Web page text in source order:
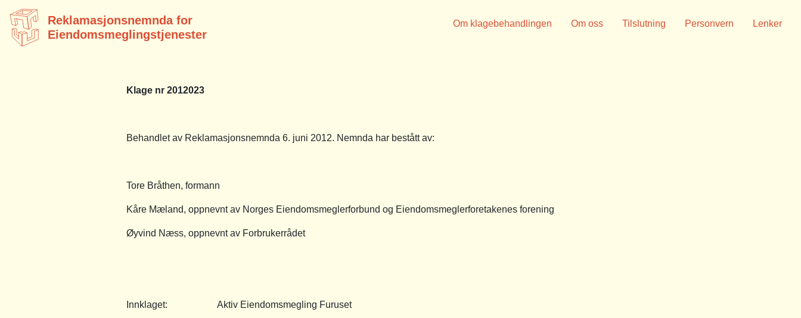
Reklamasjonsnemnda for
Eiendomsmeglingstjenester
Om klagebehandlingen Om oss Tilslutning Personvern Lenker
Klage nr 2012023
Behandlet av Reklamasjonsnemnda 6. juni 2012. Nemnda har bestått av:
Tore Bråthen, formann
Kåre Mæland, oppnevnt av Norges Eiendomsmeglerforbund og Eiendomsmeglerforetakenes forening
Øyvind Næss, oppnevnt av Forbrukerrådet
Innklaget: Aktiv Eiendomsmegling Furuset